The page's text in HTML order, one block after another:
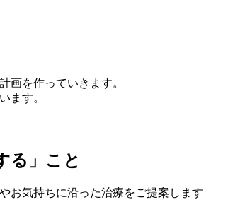
画を作っていきます。
ます。
る」こと
お気持ちに沿った治療をご提案します